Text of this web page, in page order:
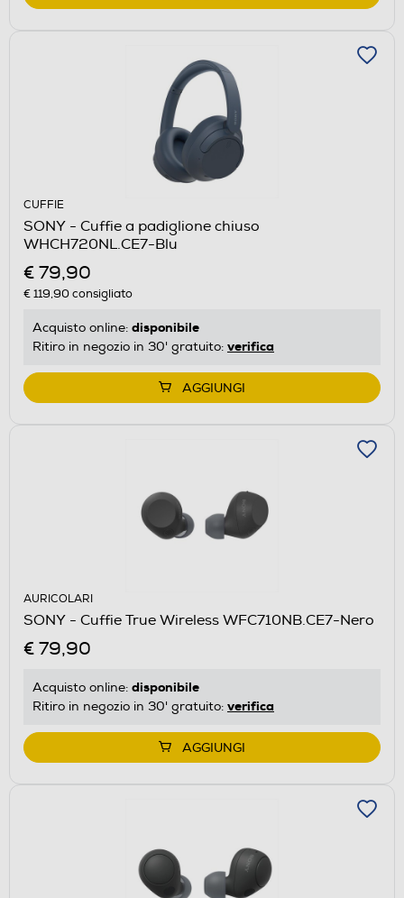
CUFFIE
SONY - Cuffie a padiglione chiuso
WHCH720NL.CE7-Blu
€ 79,90
€ 119,90consigliato
Acquisto online: disponibile
Ritiro in negozio in 30' gratuito: verifica
AGGIUNGI
AURICOLARI
SONY - Cuffie True Wireless WFC710NB.CE7-Nero
€ 79,90
Acquisto online: disponibile
Ritiro in negozio in 30' gratuito: verifica
AGGIUNGI